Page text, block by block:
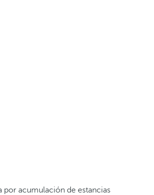
por acumulación de estancias